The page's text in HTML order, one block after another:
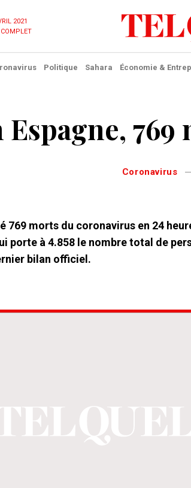
2021
Politique Sahara Économie &
Espagne,
Coronavirus
769 morts du coronavirus en 24
porte à 4.858 le nombre total de
bilan officiel.